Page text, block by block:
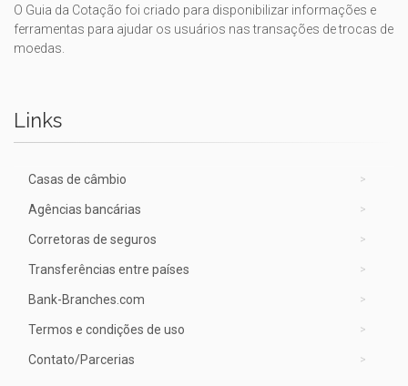
O Guia da Cotação foi criado para disponibilizar informações e
ferramentas para ajudar os usuários nas transações de trocas de
moedas.
Links
Casas de câmbio
Agências bancárias
Corretoras de seguros
Transferências entre países
Bank-Branches.com
Termos e condições de uso
Contato/Parcerias